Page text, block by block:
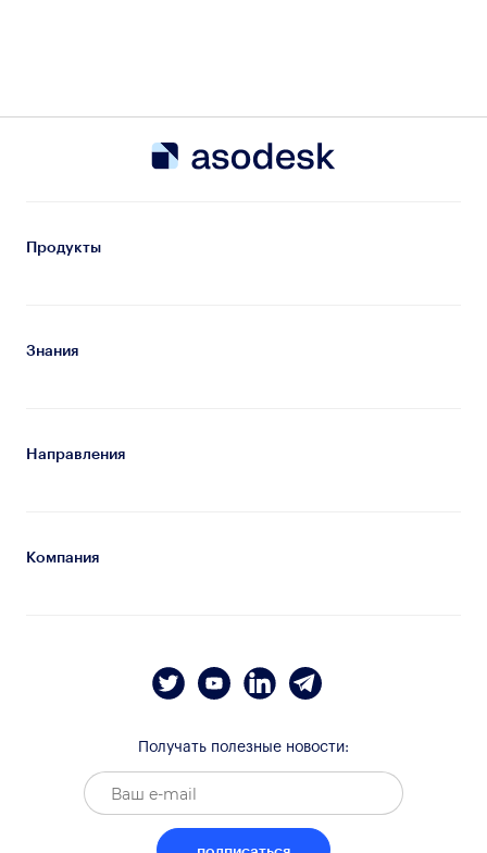
Продукты
Знания
Направления
Компания
Получать полезные новости: